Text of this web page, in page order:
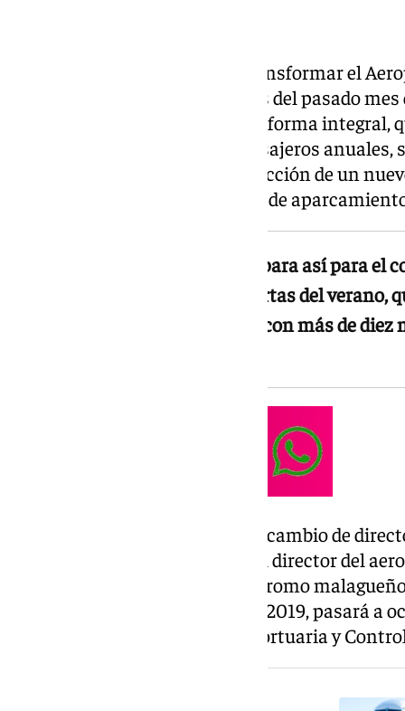
Aena da el primer paso para transformar el
con la adjudicación a principios del pasado
por 44,1 millones de euros. La reforma integral,
capacidad de 36 millones de pasajeros
histórica Terminal 1, la construcción de un
reordenación total de las zonas de
El Aeropuerto de Málaga se prepara así para
visitantes, más ahora a las puertas del verano,
2026 ha alcanzado su máximo con más de diez
Esto se ha dado en el marco del cambio de
Sergio Millanes Vaquero -actual director del
mando de la dirección del aeródromo
quien ha estado al frente desde 2019, pasará a
adjunto de Planificación Aeroportuaria y